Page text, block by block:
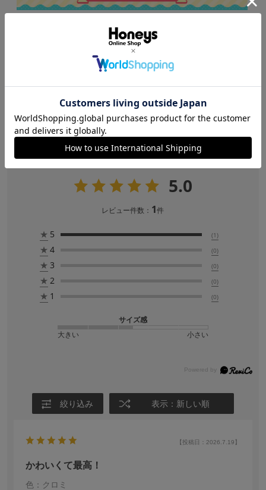
203155304193
レビュー 5.0（1）
レビュー
5.0
レビュー件数： 1件
★ 5 (1)
★ 4 (0)
★ 3 (0)
★ 2 (0)
★ 1 (0)
サイズ感
大きい
小さい
絞り込み 表示：新しい順
【投稿日：2026.7.19】
かわいくて最高！
色：クロミ